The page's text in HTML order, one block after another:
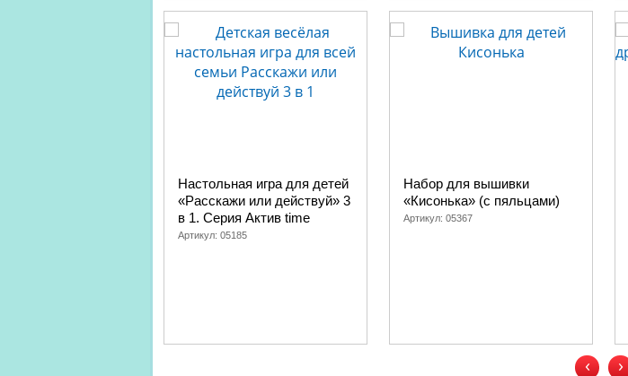
Настольная игра для детей
«Расскажи или действуй» 3
в 1. Серия Актив time
Артикул: 05185
Набор для вышивки
«Кисонька» (с пяльцами)
Артикул: 05367
‹ ›